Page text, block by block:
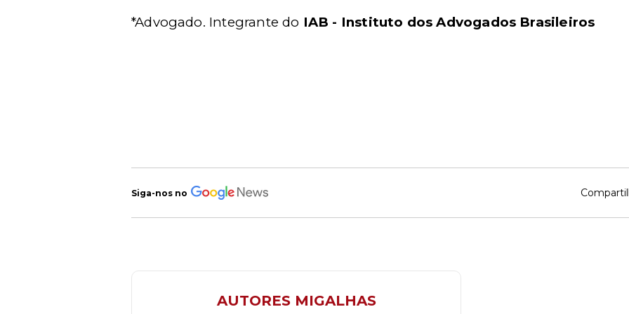
*Advogado. Integrante do IAB - Instituto dos Advogados Brasileiros
Siga-nos no
AUTORES MIGALHAS